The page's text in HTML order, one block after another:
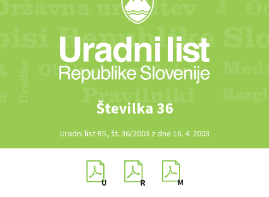
Številka 36
Uradni list RS, št. 36/2003 z dne 16. 4. 2003